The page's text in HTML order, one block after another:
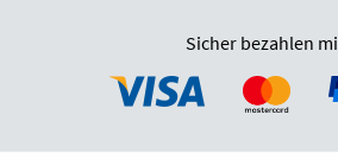
Sicher bezahlen